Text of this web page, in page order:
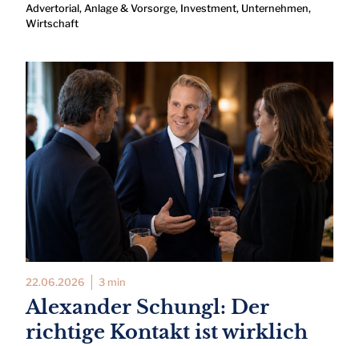
Advertorial, Anlage & Vorsorge, Investment, Unternehmen,
Wirtschaft
22.06.2026 3 min
Alexander Schungl: Der
richtige Kontakt ist wirklich